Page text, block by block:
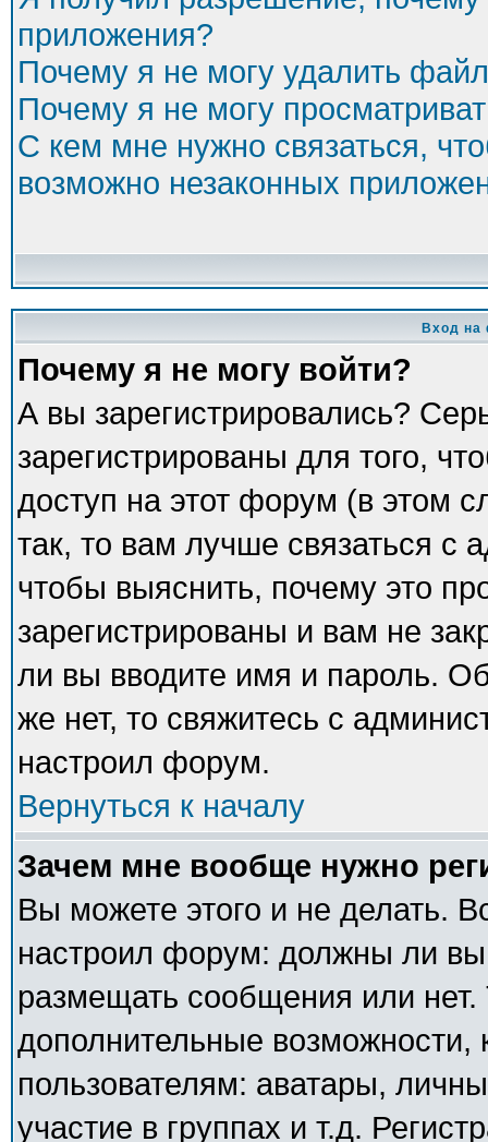
приложения?
Почему я не могу удалить
Почему я не могу
С кем мне нужно связаться,
возможно незаконных
Вход на
Почему я не могу войти?
А вы зарегистрировались?
зарегистрированы для того,
доступ на этот форум (в этом
так, то вам лучше связаться с
чтобы выяснить, почему это
зарегистрированы и вам не
ли вы вводите имя и пароль.
же нет, то свяжитесь с
настроил форум.
Вернуться к началу
Зачем мне вообще нужно
Вы можете этого и не делать.
настроил форум: должны ли вы
размещать сообщения или
дополнительные
пользователям: аватары,
участие в группах и т.д.